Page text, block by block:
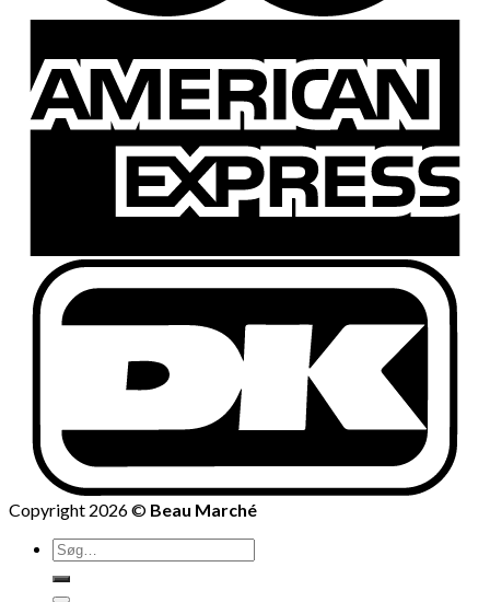
Copyright 2026 © Beau Marché
Søg
efter: